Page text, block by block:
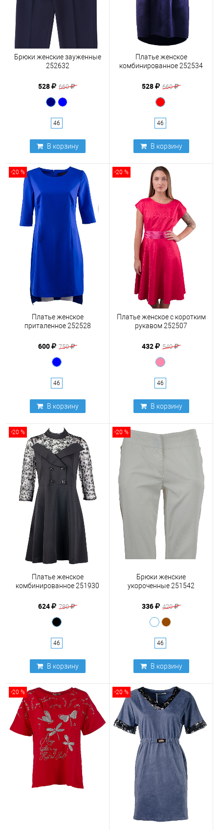
Брюки женские зауженные
252632
528 660
46
В корзину
Платье женское
комбинированное 252534
528 660
46
В корзину
-20 %
Платье женское
приталенное 252528
600 750
46
В корзину
-20 %
Платье женское с коротким
рукавом 252507
432 540
46
В корзину
-20 %
Платье женское
комбинированное 251930
624 780
46
В корзину
-20 %
Брюки женские
укороченные 251542
336 420
46
В корзину
-20 % -20 %